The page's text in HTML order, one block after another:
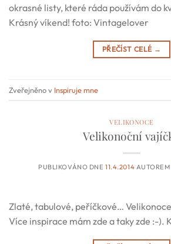
okrasné listy, které ráda používám do
Krásný víkend! foto: Vintagelover
PŘEČÍST CELÉ →
Zveřejněno v Inspiruje mne
VELIKONOCE
Velikonoční
PUBLIKOVÁNO DNE11.4.2014
Zlaté, tabulové, peříčkové…
Více inspirace mám zde a taky zde :-).